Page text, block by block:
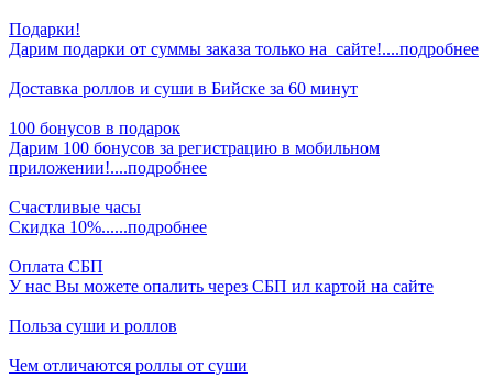
Подарки!
Дарим подарки от суммы заказа только на сайте!....подробнее
Доставка роллов и суши в Бийске за 60 минут
100 бонусов в подарок
Дарим 100 бонусов за регистрацию в мобильном
приложении!....подробнее
Счастливые часы
Скидка 10%......подробнее
Оплата СБП
У нас Вы можете опалить через СБП ил картой на сайте
Польза суши и роллов
Чем отличаются роллы от суши